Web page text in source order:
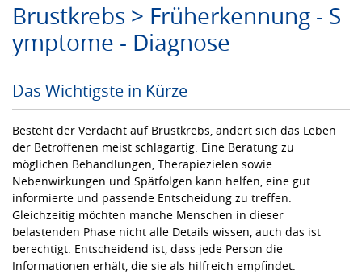
Brustkrebs > Früherkennung - S
ymptome - Diagnose
Das Wichtigste in Kürze
Besteht der Verdacht auf Brustkrebs, ändert sich das Leben
der Betroffenen meist schlagartig. Eine Beratung zu
möglichen Behandlungen, Therapiezielen sowie
Nebenwirkungen und Spätfolgen kann helfen, eine gut
informierte und passende Entscheidung zu treffen.
Gleichzeitig möchten manche Menschen in dieser
belastenden Phase nicht alle Details wissen, auch das ist
berechtigt. Entscheidend ist, dass jede Person die
Informationen erhält, die sie als hilfreich empfindet.